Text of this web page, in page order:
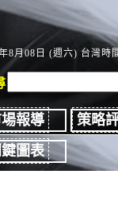
8月08日 (週六) 台灣時
報導
策略
鍵圖表